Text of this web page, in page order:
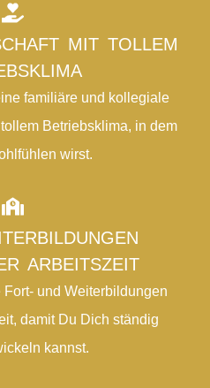
MIT TOLLEM
familiäre und kollegiale
Betriebsklima, in dem
wirst.
ARBEITSZEIT
und Weiterbildungen
damit Du Dich ständig
kannst.